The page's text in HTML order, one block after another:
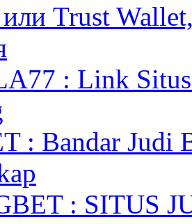
или Trust
: Link Situs
: Bandar Judi
: SITUS